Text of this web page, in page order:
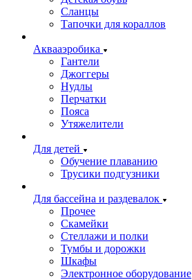
Сланцы
Тапочки для кораллов
Аквааэробика
Гантели
Джоггеры
Нудлы
Перчатки
Пояса
Утяжелители
Для детей
Обучение плаванию
Трусики подгузники
Для бассейна и раздевалок
Прочее
Скамейки
Стеллажи и полки
Тумбы и дорожки
Шкафы
Электронное оборудование